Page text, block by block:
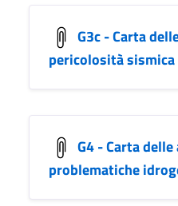
G3c - Carta
pericolosità sismica
G4 - Carta delle
problematiche